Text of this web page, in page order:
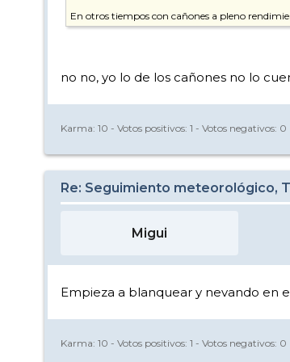
En otros tiempos con cañones a pleno
no no, yo lo de los cañones no lo
Karma: 10 - Votos positivos: 1 - Votos negativos: 0
Re: Seguimiento meteorológico,
Migui
Empieza a blanquear y nevando en
Karma: 10 - Votos positivos: 1 - Votos negativos: 0